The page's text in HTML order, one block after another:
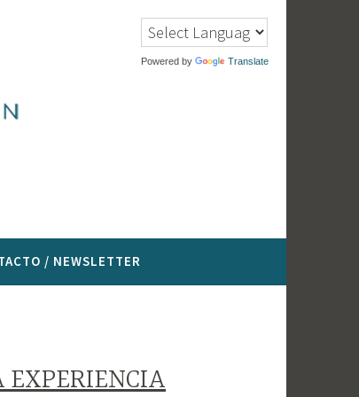
Powered by Translate
/ NEWSLETTER
EXPERIENCIA